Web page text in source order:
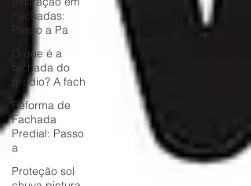
Fachadas:
Passo a Pa
O que é a
fachada do
prédio? A fach
Reforma de
Fachada
Predial: Passo
a
Proteção sol